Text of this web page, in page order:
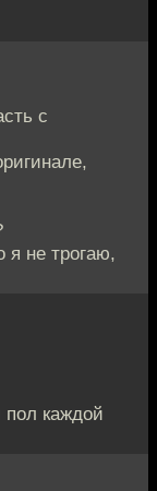
с
я не трогаю,
пол каждой